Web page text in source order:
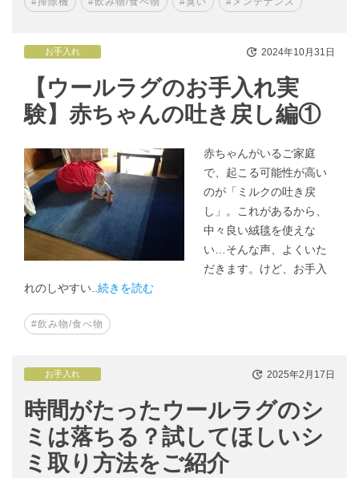
【ウールラグのお手入れ実
験】赤ちゃんの吐き戻し編①
お手入れ 2024年10月31日
赤ちゃんがいるご家庭
で、起こる可能性が高い
のが「ミルクの吐き戻
し」。これがあるから、
中々良い絨毯を使えな
い…そんな声、よくいた
だきます。けど、お手入
れのしやすい.. 続きを読む
#飲み物/食べ物
時間がたったウールラグのシ
ミは落ちる？試してほしいシ
ミ取り方法をご紹介
お手入れ 2025年2月17日